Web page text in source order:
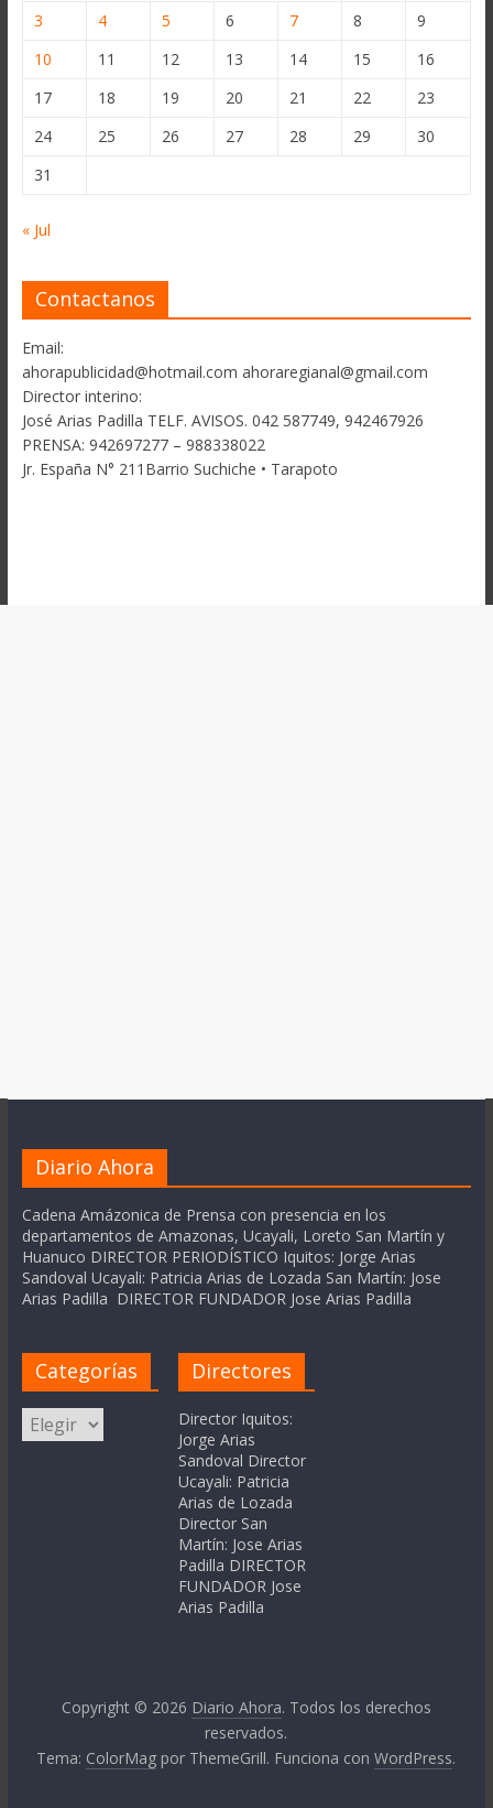
3
4 5 6 7 8
9
10
11 12 13 14 15
16
17
18 19 20 21 22
23
24
25 26 27 28 29
30
31
« Jul
Contactanos
Email:
ahorapublicidad@hotmail.com ahoraregianal@gmail.com
Director interino:
José Arias Padilla TELF. AVISOS. 042 587749, 942467926
PRENSA: 942697277 – 988338022
Jr. España N° 211Barrio Suchiche • Tarapoto
Diario Ahora
Cadena Amázonica de Prensa con presencia en los
departamentos de Amazonas, Ucayali, Loreto San Martín y
Huanuco DIRECTOR PERIODÍSTICO Iquitos: Jorge Arias
Sandoval Ucayali: Patricia Arias de Lozada San Martín: Jose
Arias Padilla DIRECTOR FUNDADOR Jose Arias Padilla
Categorías
Categorías
Directores
Director Iquitos:
Jorge Arias
Sandoval Director
Ucayali: Patricia
Arias de Lozada
Director San
Martín: Jose Arias
Padilla DIRECTOR
FUNDADOR Jose
Arias Padilla
Copyright © 2026 Diario Ahora. Todos los derechos
reservados.
Tema: ColorMag por ThemeGrill. Funciona conWordPress.